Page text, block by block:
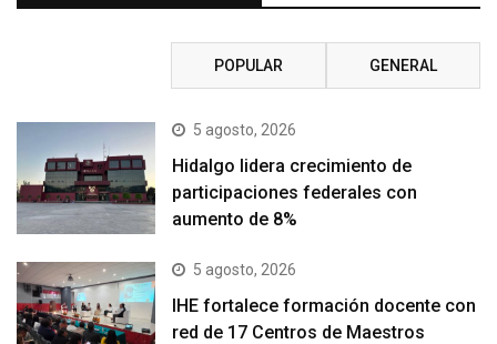
POPULAR GENERAL
5 agosto, 2026
Hidalgo lidera crecimiento de
participaciones federales con
aumento de 8%
5 agosto, 2026
IHE fortalece formación docente con
red de 17 Centros de Maestros